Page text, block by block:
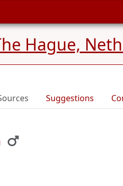
Hague,
Suggestions